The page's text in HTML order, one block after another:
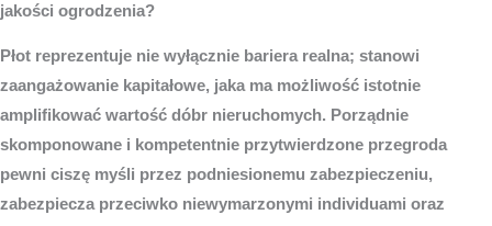
jakości ogrodzenia?
Płot reprezentuje nie wyłącznie bariera realna; stanowi
zaangażowanie kapitałowe, jaka ma możliwość istotnie
amplifikować wartość dóbr nieruchomych. Porządnie
skomponowane i kompetentnie przytwierdzone przegroda
pewni ciszę myśli przez podniesionemu zabezpieczeniu,
zabezpiecza przeciwko niewymarzonymi individuami oraz